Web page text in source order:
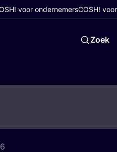
voor ondernemersCOSH!
Zoek